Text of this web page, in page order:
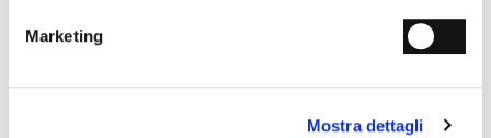
Marketing
Mostra dettagli
acconsento al trattamento dei miei dati personali ai fini
della ricezione della newsletter da parte di
quanto indicato nell’Informativa sulla Privacy.